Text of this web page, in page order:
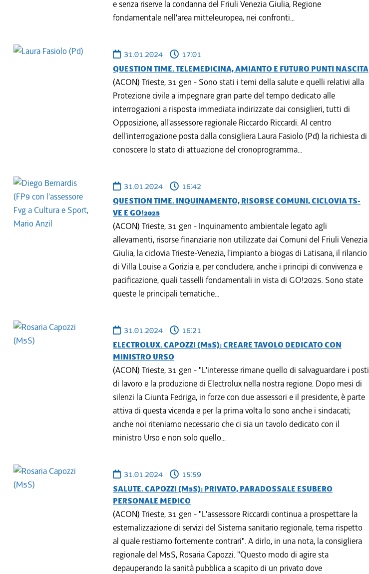
e senza riserve la condanna del Friuli Venezia Giulia, Regione
fondamentale nell'area mitteleuropea, nei confronti...
31.01.2024 17:01
QUESTION TIME. TELEMEDICINA, AMIANTO E FUTURO PUNTI NASCITA
(ACON) Trieste, 31 gen - Sono stati i temi della salute e quelli relativi alla
Protezione civile a impegnare gran parte del tempo dedicato alle
interrogazioni a risposta immediata indirizzate dai consiglieri, tutti di
Opposizione, all'assessore regionale Riccardo Riccardi. Al centro
dell'interrogazione posta dalla consigliera Laura Fasiolo (Pd) la richiesta di
conoscere lo stato di attuazione del cronoprogramma...
31.01.2024 16:42
QUESTION TIME. INQUINAMENTO, RISORSE COMUNI, CICLOVIA TS-
VE E GO!2025
(ACON) Trieste, 31 gen - Inquinamento ambientale legato agli
allevamenti, risorse finanziarie non utilizzate dai Comuni del Friuli Venezia
Giulia, la ciclovia Trieste-Venezia, l'impianto a biogas di Latisana, il rilancio
di Villa Louise a Gorizia e, per concludere, anche i principi di convivenza e
pacificazione, quali tasselli fondamentali in vista di GO!2025. Sono state
queste le principali tematiche...
31.01.2024 16:21
ELECTROLUX. CAPOZZI (M5S): CREARE TAVOLO DEDICATO CON
MINISTRO URSO
(ACON) Trieste, 31 gen - "L'interesse rimane quello di salvaguardare i posti
di lavoro e la produzione di Electrolux nella nostra regione. Dopo mesi di
silenzi la Giunta Fedriga, in forze con due assessori e il presidente, è parte
attiva di questa vicenda e per la prima volta lo sono anche i sindacati;
anche noi riteniamo necessario che ci sia un tavolo dedicato con il
ministro Urso e non solo quello...
31.01.2024 15:59
SALUTE. CAPOZZI (M5S): PRIVATO, PARADOSSALE ESUBERO
PERSONALE MEDICO
(ACON) Trieste, 31 gen - "L'assessore Riccardi continua a prospettare la
esternalizzazione di servizi del Sistema sanitario regionale, tema rispetto
al quale restiamo fortemente contrari". A dirlo, in una nota, la consigliera
regionale del M5S, Rosaria Capozzi. "Questo modo di agire sta
depauperando la sanità pubblica a scapito di un privato dove